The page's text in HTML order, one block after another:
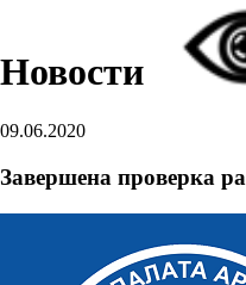
Новости
09.06.2020
Завершена проверка